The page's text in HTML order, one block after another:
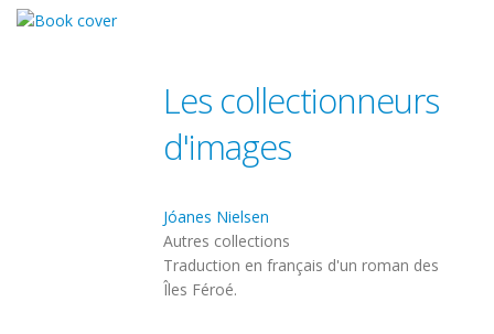
Les collectionneurs
d'images
Jóanes Nielsen
Autres collections
Traduction en français d'un roman des
Îles Féroé.